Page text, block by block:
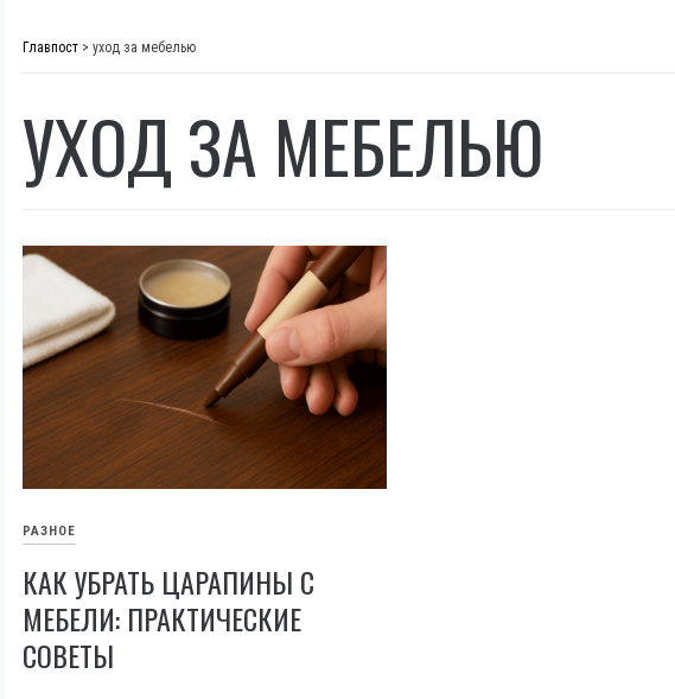
Главпост > уход за мебелью
УХОД ЗА МЕБЕЛЬЮ
РАЗНОЕ
КАК УБРАТЬ ЦАРАПИНЫ С
МЕБЕЛИ: ПРАКТИЧЕСКИЕ
СОВЕТЫ